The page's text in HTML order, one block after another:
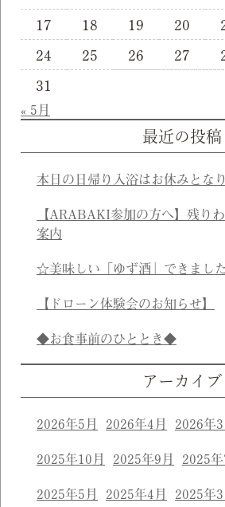
17
18 19 20
24
25 26 27
31
« 5月
最近の投稿
本日の日帰り入浴はお休みとなり
【ARABAKI参加の方へ】残り
案内
☆美味しい「ゆず酒」できまし
【ドローン体験会のお知らせ】
◆お食事前のひととき◆
アーカイブ
2026年5月 2026年4月 2026年3
2025年10月 2025年9月 2025
2025年5月 2025年4月 2025年3